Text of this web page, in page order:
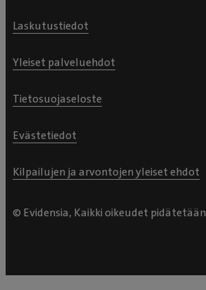
Laskutustiedot
Yleiset palveluehdot
Tietosuojaseloste
Evästetiedot
Kilpailujen ja arvontojen yleiset ehdot
© Evidensia, Kaikki oikeudet pidätetään